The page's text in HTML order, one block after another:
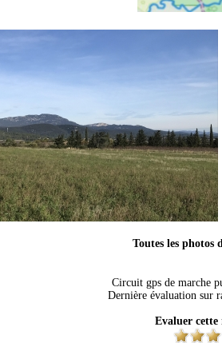
Toutes les photos
Circuit gps de marche
Dernière évaluation sur
Evaluer cette